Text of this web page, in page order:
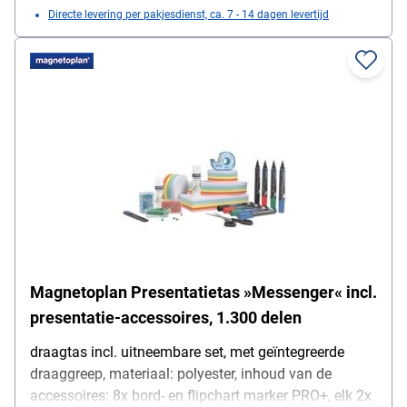
aanwijsstok, 1 plakfolie handafroller met plakfolierol,
25 m x 19 mm, 1 rol crêpe tape, 50 m x 30 mm, 1
cutter, bladbreedte 9 mm, 800 markeerstippen, 200 elk
geel, blauw, groen en rood, afmetingen (D/D/H) rood,
Directe levering per pakjesdienst, ca. 7 - 14 dagen levertijd
Magnetoplan Presentatietas »Messenger« incl.
presentatie-accessoires, 1.300 delen
draagtas incl. uitneembare set, met geïntegreerde
draaggreep, materiaal: polyester, inhoud van de
accessoires: 8x bord- en flipchart marker PRO+, elk 2x